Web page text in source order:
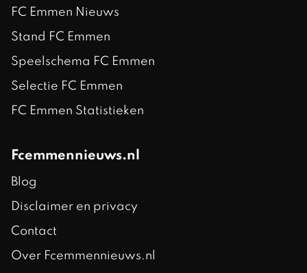
FC Emmen Nieuws
Stand FC Emmen
Speelschema FC Emmen
Selectie FC Emmen
FC Emmen Statistieken
Fcemmennieuws.nl
Blog
Disclaimer en privacy
Contact
Over Fcemmennieuws.nl